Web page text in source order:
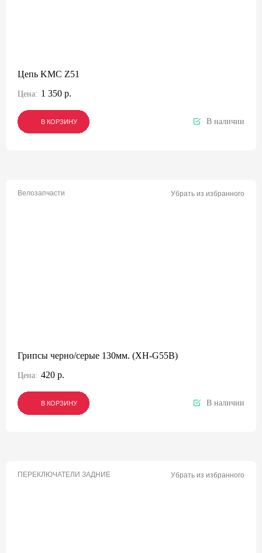
Цепь KMC Z51
Цена: 1 350 р.
В КОРЗИНУ
В КОРЗИНУ
В КОРЗИНУ В наличии
Велозапчасти Убрать из избранного
Грипсы черно/серые 130мм. (XH-G55B)
Цена: 420 р.
В КОРЗИНУ
В КОРЗИНУ
В КОРЗИНУ В наличии
ПЕРЕКЛЮЧАТЕЛИ ЗАДНИЕ Убрать из избранного